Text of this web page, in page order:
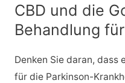
CBD und die
Behandlung
Denken Sie daran, dass
für die Parkinson-